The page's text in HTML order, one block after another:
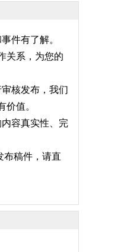
件有了解。
关系，为您的
核发布，我们
值。
容真实性、完
布稿件，请直